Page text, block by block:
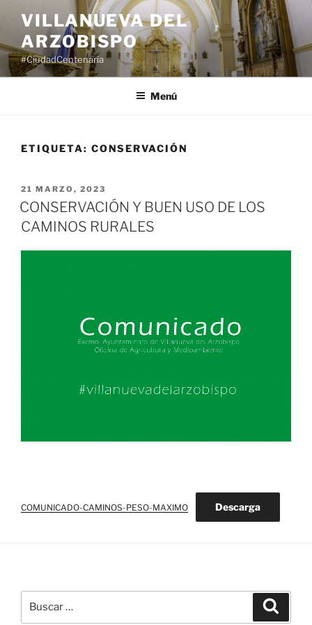
contenido
VILLANUEVA DEL
ARZOBISPO
#CiudadCentenaria
Menú
ETIQUETA: CONSERVACIÓN
PUBLICADO
EL
21 MARZO, 2023
CONSERVACIÓN Y BUEN USO DE LOS
CAMINOS RURALES
COMUNICADO-CAMINOS-PESO-MAXIMO Descarga
por: